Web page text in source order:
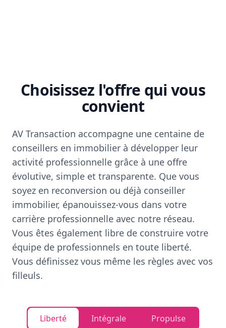
Choisissez l'offre qui vous
convient
AV Transaction accompagne une centaine de
conseillers en immobilier à développer leur
activité professionnelle grâce à une offre
évolutive, simple et transparente. Que vous
soyez en reconversion ou déjà conseiller
immobilier, épanouissez-vous dans votre
carrière professionnelle avec notre réseau.
Vous êtes également libre de construire votre
équipe de professionnels en toute liberté.
Vous définissez vous même les règles avec vos
filleuls.
Liberté Intégrale Propulse